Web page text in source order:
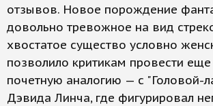
отзывов. Новое порождение
довольно тревожное на вид
хвостатое существо условно
позволило критикам провести
почетную аналогию — с "Головой-
Дэвида Линча, где фигурировал